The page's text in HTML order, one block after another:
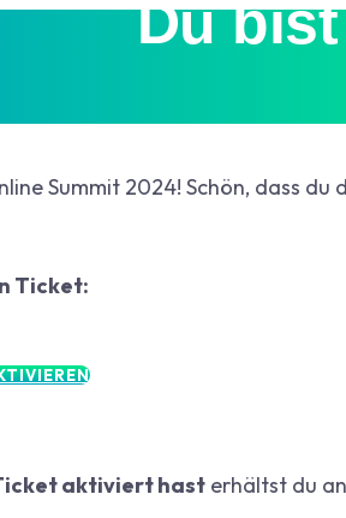
Du
Summit 2024! Schön, dass du
Ticket:
aktiviert hast erhältst du